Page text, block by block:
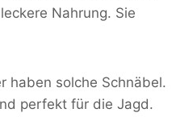
Nahrung. Sie
haben solche Schnäbel.
perfekt für die Jagd.